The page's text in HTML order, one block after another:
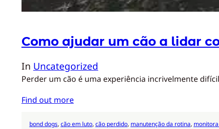
Como ajudar um cão a lidar
In Uncategorized
Perder um cão é uma experiência incrivelmente
Find out more
bond dogs, cão em luto, cão perdido, manutenção da rotina,